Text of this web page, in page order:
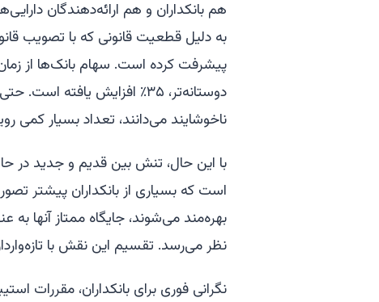
هم بانکداران و هم ارائه‌دهندگان
پیشرفت کرده است. سهام بانک‌ها از زمان
دوستانه‌تر، ۳۵٪ افزایش یافته
ناخوشایند می‌دانند، تعداد بسیار کمی
با این حال، تنش بین قدیم و جدید در
است که بسیاری از بانکداران پیشتر
بهره‌مند می‌شوند، جایگاه ممتاز آنها
نظر می‌رسد. تقسیم این نقش با